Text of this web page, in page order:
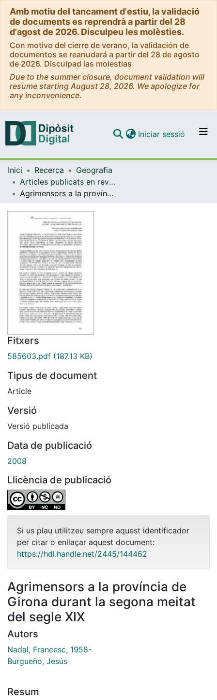
Amb motiu del tancament d'estiu, la validació
de documents es reprendrà a partir del 28
d'agost de 2026. Disculpeu les molèsties.
Con motivo del cierre de verano, la validación de
documentos se reanudará a partir del 28 de agosto
de 2026. Disculpad las molestias
Due to the summer closure, document validation will
resume starting August 28, 2026. We apologize for
any inconvenience.
Navega per tot el DD
Com publicar
Iniciar sessió (current)
Inici Recerca
Geografia
Articles publicats en revistes (Geografia)
Agrimensors a la província de Girona durant la segona meitat del segle XIX
Fitxers
585603.pdf (187.13 KB)
Tipus de document
Article
Versió
Versió publicada
Data de publicació
2008
Llicència de publicació
Si us plau utilitzeu sempre aquest identificador
per citar o enllaçar aquest document:
https://hdl.handle.net/2445/144462
Agrimensors a la província de
Girona durant la segona meitat
del segle XIX
Autors
Nadal, Francesc, 1958-
Burgueño, Jesús
Resum